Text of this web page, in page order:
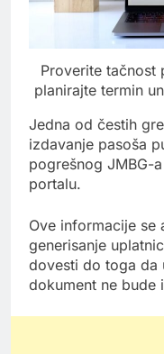
Proverite tačnost
planirajte termin
Jedna od čestih
izdavanje pasoša
pogrešnog JMBG-
portalu.
Ove informacije se
generisanje
dovesti do toga da
dokument ne bude